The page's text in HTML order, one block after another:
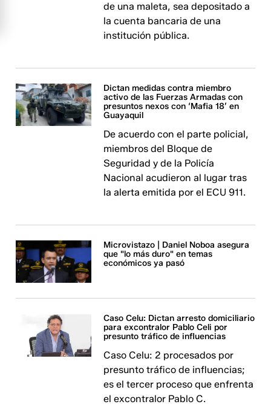
de una maleta, sea depositado a
la cuenta bancaria de una
institución pública.
Dictan medidas contra miembro
activo de las Fuerzas Armadas con
presuntos nexos con ‘Mafia 18’ en
Guayaquil
De acuerdo con el parte policial,
miembros del Bloque de
Seguridad y de la Policía
Nacional acudieron al lugar tras
la alerta emitida por el ECU 911.
Microvistazo | Daniel Noboa asegura
que "lo más duro" en temas
económicos ya pasó
Caso Celu: Dictan arresto domiciliario
para excontralor Pablo Celi por
presunto tráfico de influencias
Caso Celu: 2 procesados por
presunto tráfico de influencias;
es el tercer proceso que enfrenta
el excontralor Pablo C.